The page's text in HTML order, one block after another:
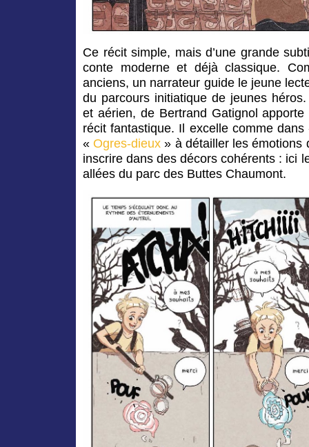
Ce récit simple, mais d’une grande
conte moderne et déjà classique.
anciens, un narrateur guide le jeune
du parcours initiatique de jeunes
et aérien, de Bertrand Gatignol
récit fantastique. Il excelle comme
« Ogres-dieux » à détailler les émotions
inscrire dans des décors cohérents : ici
allées du parc des Buttes Chaumont.